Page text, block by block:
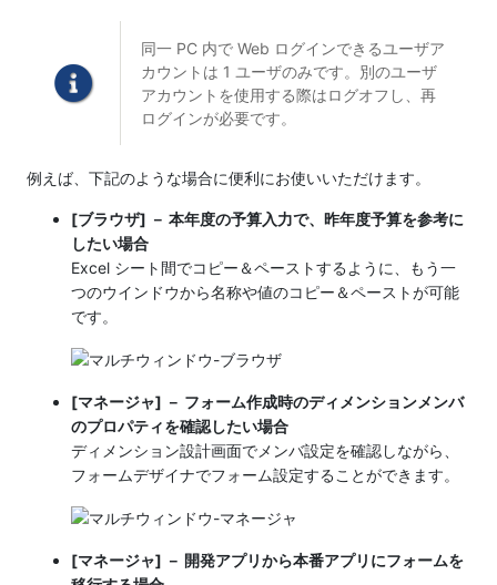
同一 PC 内で Web ログインできるユーザア
カウントは 1 ユーザのみです。別のユーザ
アカウントを使用する際はログオフし、再
ログインが必要です。
例えば、下記のような場合に便利にお使いいただけます。
[ブラウザ] － 本年度の予算入力で、昨年度予算を参考に
したい場合
Excel シート間でコピー＆ペーストするように、もう一
つのウインドウから名称や値のコピー＆ペーストが可能
です。
[マネージャ] － フォーム作成時のディメンションメンバ
のプロパティを確認したい場合
ディメンション設計画面でメンバ設定を確認しながら、
フォームデザイナでフォーム設定することができます。
[マネージャ] － 開発アプリから本番アプリにフォームを